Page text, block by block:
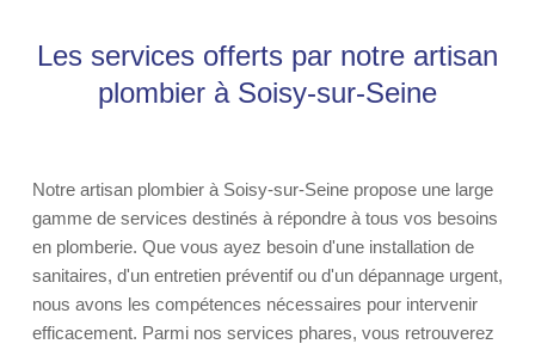
Les services offerts par notre artisan
plombier à Soisy-sur-Seine
Notre artisan plombier à Soisy-sur-Seine propose une large
gamme de services destinés à répondre à tous vos besoins
en plomberie. Que vous ayez besoin d'une installation de
sanitaires, d'un entretien préventif ou d'un dépannage urgent,
nous avons les compétences nécessaires pour intervenir
efficacement. Parmi nos services phares, vous retrouverez